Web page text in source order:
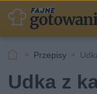
Przepisy
Udka z